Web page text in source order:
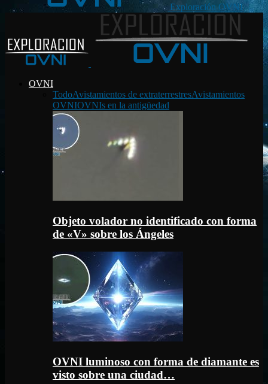
Exploración OVNI
OVNI
TodoAvistamientos de extraterrestresAvistamientos
OVNIOVNIs en la antigüedad
Objeto volador no identificado con forma
de «V» sobre los Ángeles
OVNI luminoso con forma de diamante es
visto sobre una ciudad…